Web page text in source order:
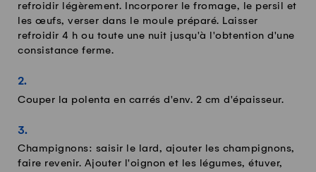
refroidir légèrement. Incorporer le fromage, le persil et
les œufs, verser dans le moule préparé. Laisser
refroidir 4 h ou toute une nuit jusqu'à l'obtention d'une
consistance ferme.
Couper la polenta en carrés d'env. 2 cm d'épaisseur.
Champignons: saisir le lard, ajouter les champignons,
faire revenir. Ajouter l'oignon et les légumes, étuver,